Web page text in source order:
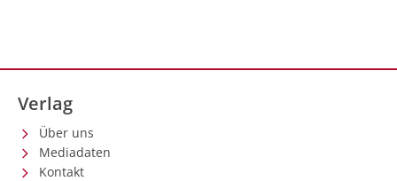
Verlag
Über uns
Mediadaten
Kontakt